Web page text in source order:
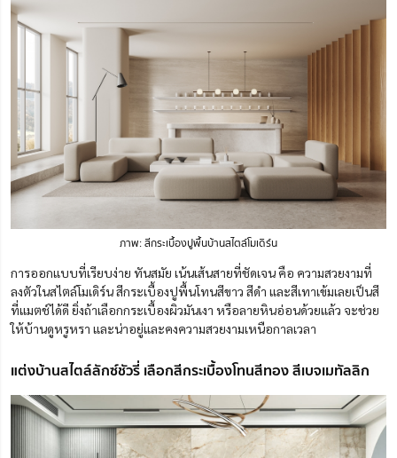
ภาพ: สีกระเบื้องปูพื้นบ้านสไตล์โมเดิร์น
การออกแบบที่เรียบง่าย ทันสมัย เน้นเส้นสายที่ชัดเจน คือ ความสวยงามที่
ลงตัวในสไตล์โมเดิร์น สีกระเบื้องปูพื้นโทนสีขาว สีดำ และสีเทาเข้มเลยเป็นสี
ที่แมตช์ได้ดี ยิ่งถ้าเลือกกระเบื้องผิวมันเงา หรือลายหินอ่อนด้วยแล้ว จะช่วย
ให้บ้านดูหรูหรา และน่าอยู่และคงความสวยงามเหนือกาลเวลา
แต่งบ้านสไตล์ลักซ์ชัวรี่ เลือกสีกระเบื้องโทนสีทอง สีเบจเมทัลลิก